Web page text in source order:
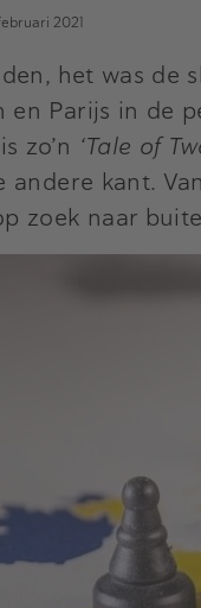
2021
het was de
en Parijs in de
zo’n ‘Tale of
kant.
zoek naar